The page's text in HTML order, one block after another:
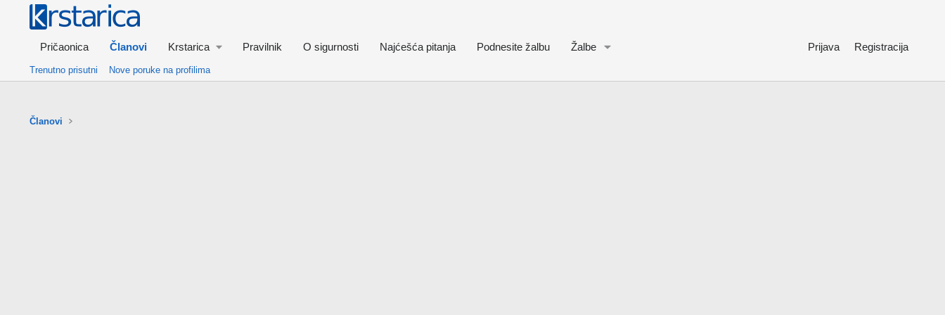
Pričaonica Članovi Krstarica Pravilnik O sigurnosti Najćešća pitanja Podnesite žalbu Žalbe Prijava Registracija
Trenutno prisutni Nove poruke na profilima
Članovi